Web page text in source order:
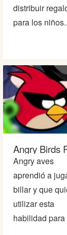
distribuir
para los
Angry Birds
Angry aves
aprendió a
billar y que
utilizar esta
habilidad para